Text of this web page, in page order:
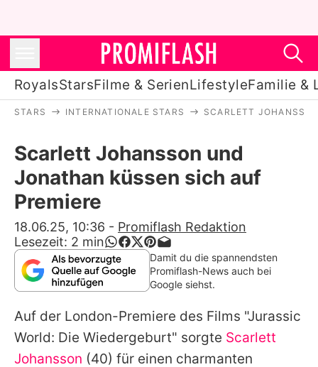
RoyalsStarsFilme & SerienLifestyleFamilie &
Stars
Filme & Serien
Lifestyle
Familie & Liebe
Promiflash Exklusiv
Alle Themen auf Promiflash
Jobs
STARS INTERNATIONALE STARS SCARLETT
Scarlett Johansson und
Jonathan küssen sich auf
Premiere
18.06.25, 10:36 - Promiflash Redaktion
Lesezeit: 2 min
Damit du die spannendsten
Promiflash-News auch bei
Google siehst.
Auf der London-Premiere des Films "Jurassic
World: Die Wiedergeburt" sorgte Scarlett
Johansson (40) für einen charmanten